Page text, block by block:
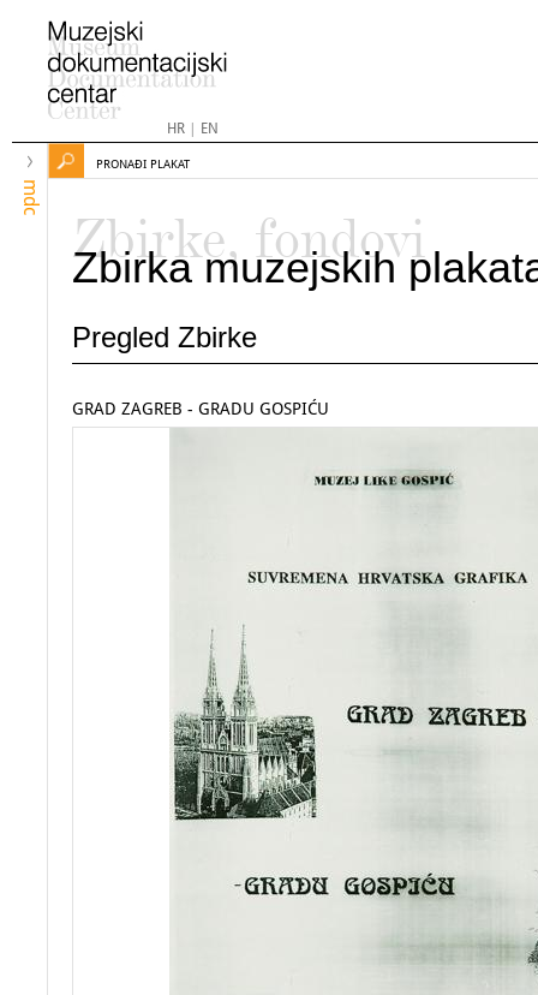
HR| EN
mdc
PRONAĐI PLAKAT
Zbirke, fondovi
Zbirka muzejskih
Pregled Zbirke
GRAD ZAGREB - GRADU GOSPIĆU